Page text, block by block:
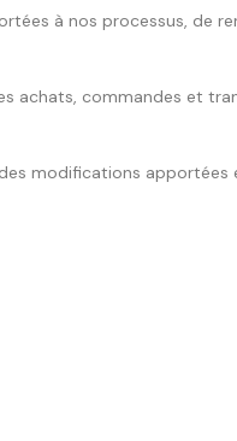
à nos processus, de
achats, commandes et
modifications